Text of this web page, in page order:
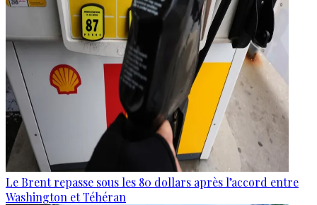
Le Brent repasse sous les 80 dollars après l’accord entre
Washington et Téhéran